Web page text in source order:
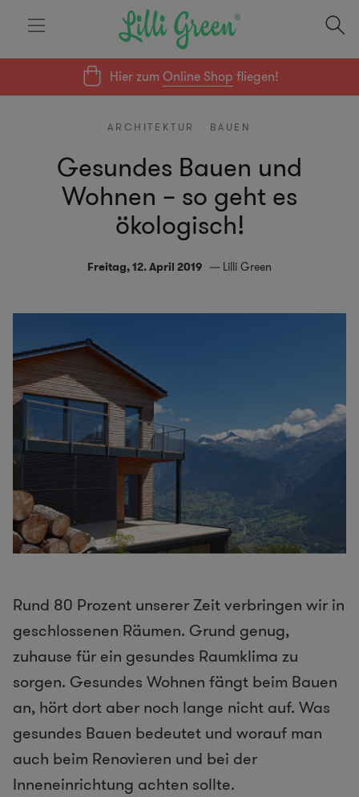
Hier zumOnline Shop fliegen!
ARCHITEKTUR BAUEN
Gesundes Bauen und
Wohnen – so geht es
ökologisch!
Freitag, 12. April 2019 Lilli Green
Rund 80 Prozent unserer Zeit verbringen wir in
geschlossenen Räumen. Grund genug,
zuhause für ein gesundes Raumklima zu
sorgen. Gesundes Wohnen fängt beim Bauen
an, hört dort aber noch lange nicht auf. Was
gesundes Bauen bedeutet und worauf man
auch beim Renovieren und bei der
Inneneinrichtung achten sollte.